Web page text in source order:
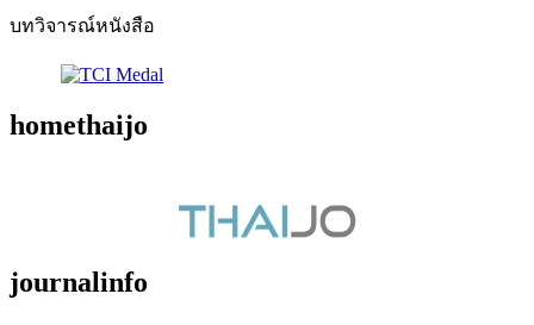
บทวิจารณ์หนังสือ
homethaijo
journalinfo